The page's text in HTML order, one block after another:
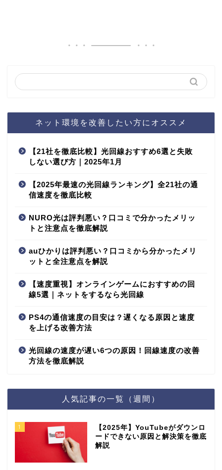
ネット環境を改善したい方にオススメ
【21社を徹底比較】光回線おすすめ6選と失敗
しない選び方｜2025年1月
【2025年最速の光回線ランキング】全21社の通
信速度を徹底比較
NURO光は評判悪い？口コミで分かったメリッ
トと注意点を徹底解説
auひかりは評判悪い？口コミから分かったメリ
ットと全注意点を解説
【速度重視】オンラインゲームにおすすめの回
線5選｜ネットをするなら光回線
PS4の通信速度の目安は？遅くなる原因と速度
を上げる改善方法
光回線の速度が遅い6つの原因！回線速度の改善
方法を徹底解説
人気記事の一覧（週間）
1
【2025年】YouTubeがダウンロ
ードできない原因と解決策を徹底
解説